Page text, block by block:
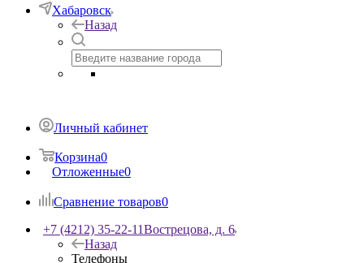
Хабаровск
Назад
Личный кабинет
Корзина0
Отложенные0
Сравнение товаров0
+7 (4212) 35-22-11Вострецова, д. 6
Назад
Телефоны